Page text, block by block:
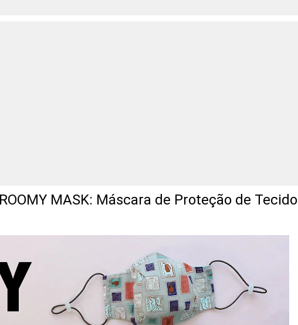
MASK: Máscara de Proteção de Tecido